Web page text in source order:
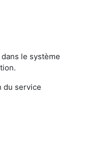
le système
du service